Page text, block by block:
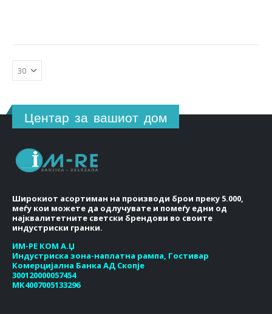
Центар за вашиот дом
Широкиот асортиман на производи брои преку 5.000,
меѓу кои можете да одлучувате и помеѓу едни од
најквалитетните светски брендови во своите
индустриски гранки.
ИМ-РЕ КОМ А.Џ
Индустриска зона-наплатна рампа, Гостивар
Комерцијална Банка АД Скопје
300120000057454
МК4007005133296